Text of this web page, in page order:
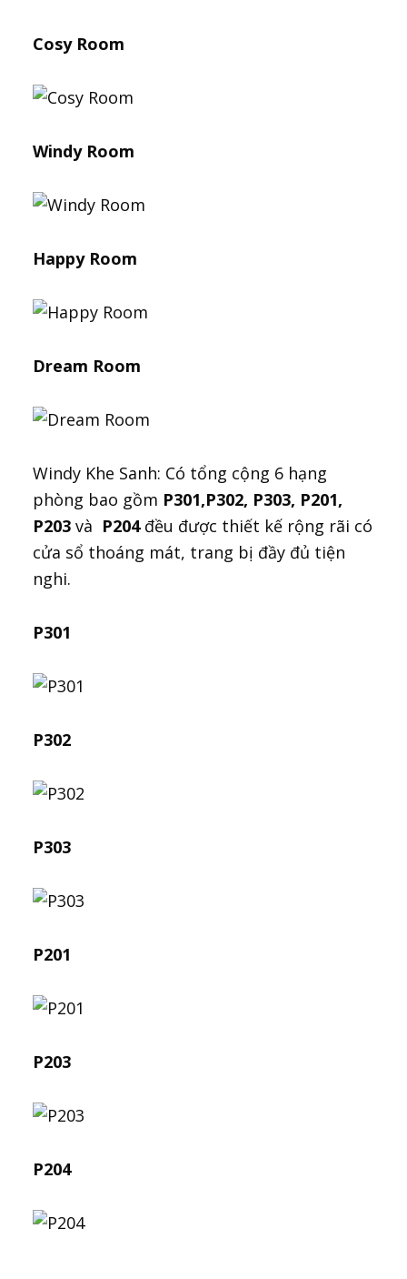
Cosy Room
Windy Room
Happy Room
Dream Room
Windy Khe Sanh: Có tổng cộng 6 hạng
phòng bao gồm P301,P302, P303, P201,
P203và P204 đều được thiết kế rộng rãi có
cửa sổ thoáng mát, trang bị đầy đủ tiện
nghi.
P301
P302
P303
P201
P203
P204